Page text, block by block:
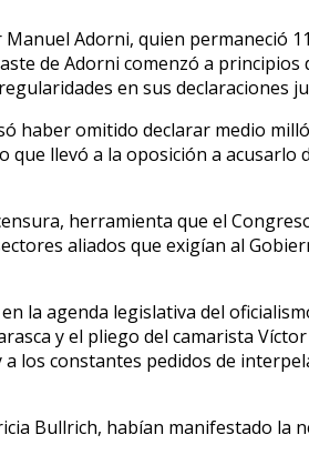
Adorni, quien permaneció
de Adorni comenzó a principios
en sus declaraciones
haber omitido declarar medio
llevó a la oposición a acusarlo
herramienta que el
aliados que exigían al
la agenda legislativa del
y el pliego del camarista
los constantes pedidos de
Bullrich, habían manifestado la